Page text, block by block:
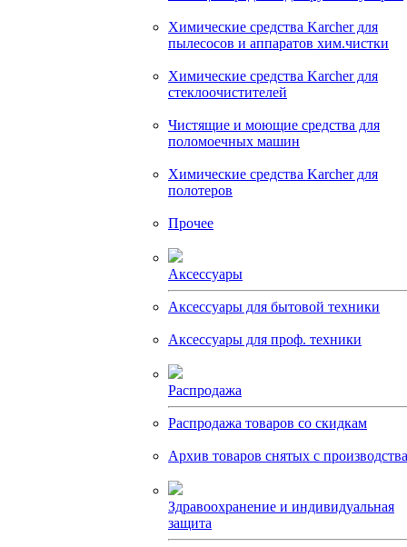
Химические средства Karcher для
пылесосов и аппаратов хим.чистки
Химические средства Karcher для
стеклоочистителей
Чистящие и моющие средства для
поломоечных машин
Химические средства Karcher для
полотеров
Прочее
Аксессуары
Аксессуары для бытовой техники
Аксессуары для проф. техники
Распродажа
Распродажа товаров со скидкам
Архив товаров снятых с производства
Здравоохранение и индивидуальная
защита